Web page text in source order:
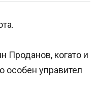
Проданов, когато и
особен управител